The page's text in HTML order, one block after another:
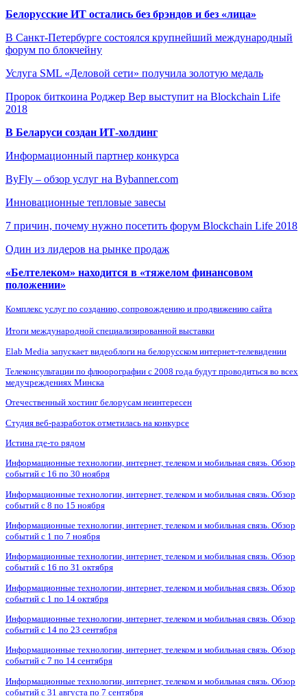
Белорусские ИТ остались без брэндов и без «лица»
В Санкт-Петербурге состоялся крупнейший международный
форум по блокчейну
Услуга SML «Деловой сети» получила золотую медаль
Пророк биткоина Роджер Вер выступит на Blockchain Life
2018
В Беларуси создан ИТ-холдинг
Информационный партнер конкурса
ByFly – обзор услуг на Bybanner.com
Инновационные тепловые завесы
7 причин, почему нужно посетить форум Blockchain Life 2018
Один из лидеров на рынке продаж
«Белтелеком» находится в «тяжелом финансовом
положении»
Комплекс услуг по созданию, сопровождению и продвижению сайта
Итоги международной специализированной выставки
Elab Media запускает видеоблоги на белорусском интернет-телевидении
Телеконсультации по флюорографии с 2008 года будут проводиться во всех
медучреждениях Минска
Отечественный хостинг белорусам неинтересен
Студия веб-разработок отметилась на конкурсе
Истина где-то рядом
Информационные технологии, интернет, телеком и мобильная связь. Обзор
событий с 16 по 30 ноября
Информационные технологии, интернет, телеком и мобильная связь. Обзор
событий с 8 по 15 ноября
Информационные технологии, интернет, телеком и мобильная связь. Обзор
событий с 1 по 7 ноября
Информационные технологии, интернет, телеком и мобильная связь. Обзор
событий с 16 по 31 октября
Информационные технологии, интернет, телеком и мобильная связь. Обзор
событий с 1 по 14 октября
Информационные технологии, интернет, телеком и мобильная связь. Обзор
событий с 14 по 23 сентября
Информационные технологии, интернет, телеком и мобильная связь. Обзор
событий с 7 по 14 сентября
Информационные технологии, интернет, телеком и мобильная связь. Обзор
событий с 31 августа по 7 сентября